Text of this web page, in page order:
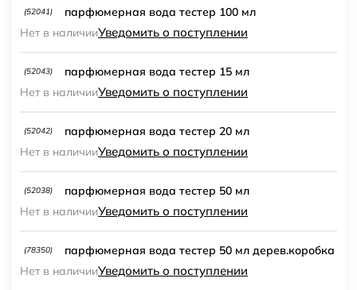
(52041)
парфюмерная вода тестер 100 мл
Нет в наличииУведомить о поступлении
(52043)
парфюмерная вода тестер 15 мл
Нет в наличииУведомить о поступлении
(52042)
парфюмерная вода тестер 20 мл
Нет в наличииУведомить о поступлении
(52038)
парфюмерная вода тестер 50 мл
Нет в наличииУведомить о поступлении
(78350)
парфюмерная вода тестер 50 мл дерев.коробка
Нет в наличииУведомить о поступлении